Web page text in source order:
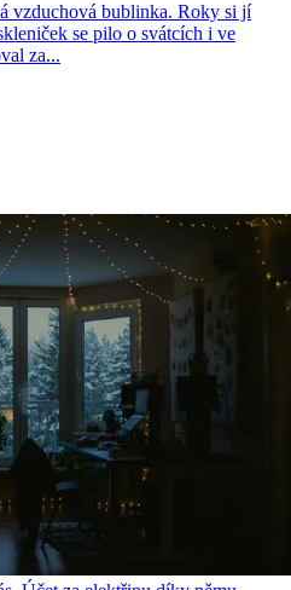
vzduchová bublinka. Roky si jí
se pilo o svátcích i ve
za...